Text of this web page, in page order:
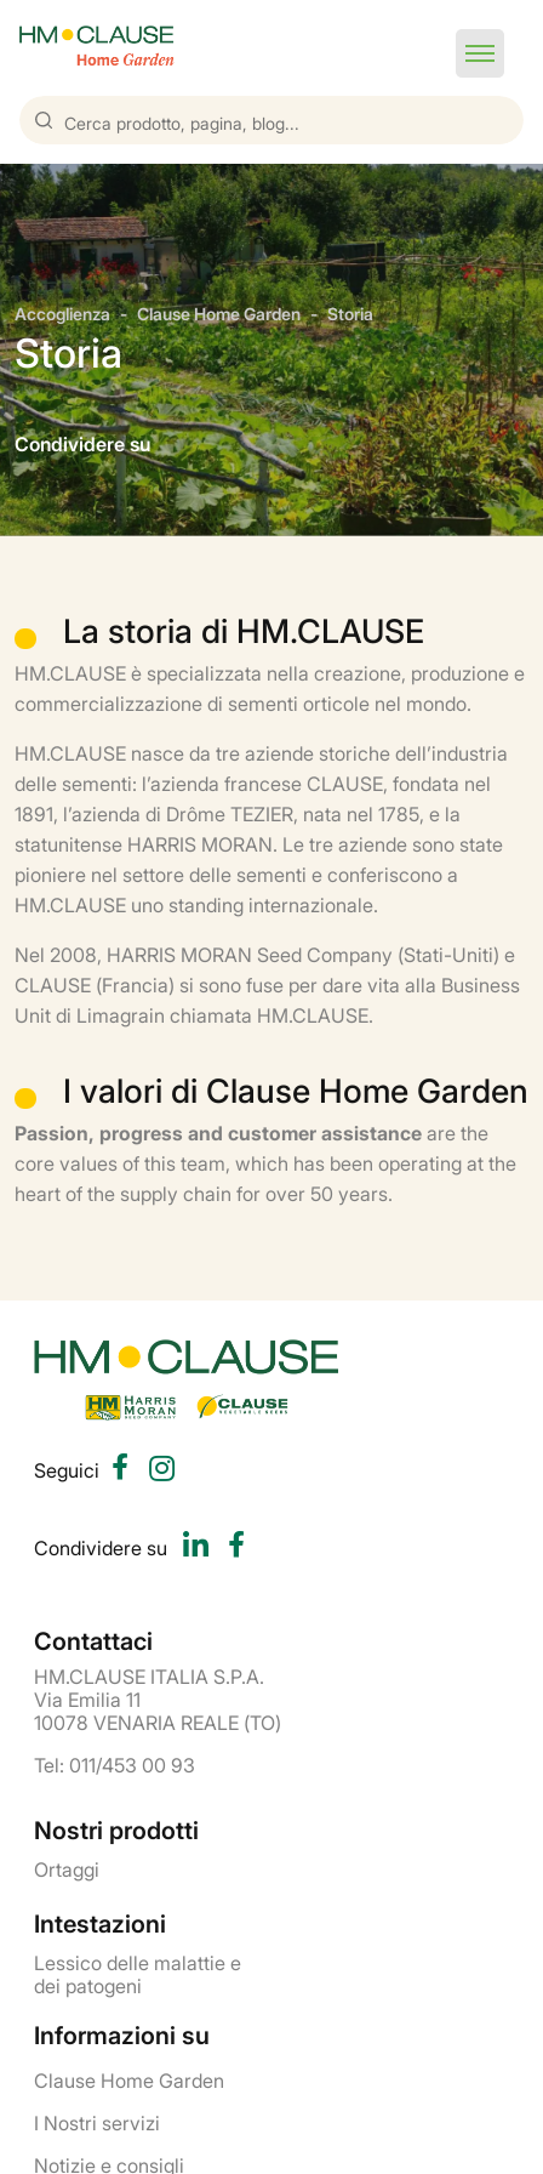
Accoglienza Clause Home Garden Storia
Storia
Condividere su
La storia di HM.CLAUSE
HM.CLAUSE è specializzata nella creazione, produzione e
commercializzazione di sementi orticole nel mondo.
HM.CLAUSE nasce da tre aziende storiche dell’industria
delle sementi: l’azienda francese CLAUSE, fondata nel
1891, l’azienda di Drôme TEZIER, nata nel 1785, e la
statunitense HARRIS MORAN. Le tre aziende sono state
pioniere nel settore delle sementi e conferiscono a
HM.CLAUSE uno standing internazionale.
Nel 2008, HARRIS MORAN Seed Company (Stati-Uniti) e
CLAUSE (Francia) si sono fuse per dare vita alla Business
Unit di Limagrain chiamata HM.CLAUSE.
I valori di Clause Home Garden
Passion, progress and customer assistanceare the
core values of this team, which has been operating at the
heart of the supply chain for over 50 years.
Seguici
Condividere su
Contattaci
HM.CLAUSE ITALIA S.P.A.
Via Emilia 11
10078 VENARIA REALE (TO)
Tel: 011/453 00 93
Nostri prodotti
Ortaggi
Intestazioni
Lessico delle malattie e
dei patogeni
Informazioni su
Clause Home Garden
I Nostri servizi
Notizie e consigli